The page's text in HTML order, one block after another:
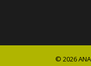
© 2026